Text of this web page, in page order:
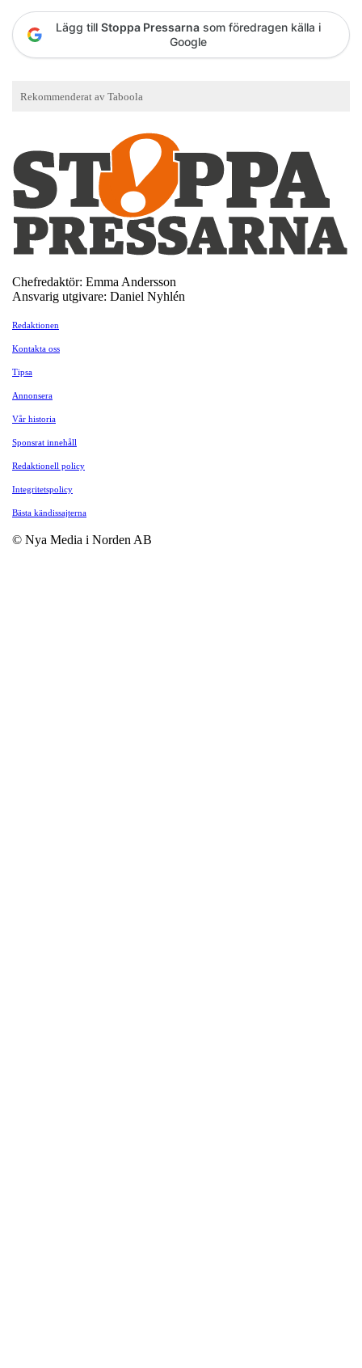
Lägg till Stoppa Pressarna som föredragen källa i
Google
Chefredaktör: Emma Andersson
Ansvarig utgivare: Daniel Nyhlén
Redaktionen
Kontakta oss
Tipsa
Annonsera
Vår historia
Sponsrat innehåll
Redaktionell policy
Integritetspolicy
Bästa kändissajterna
© Nya Media i Norden AB